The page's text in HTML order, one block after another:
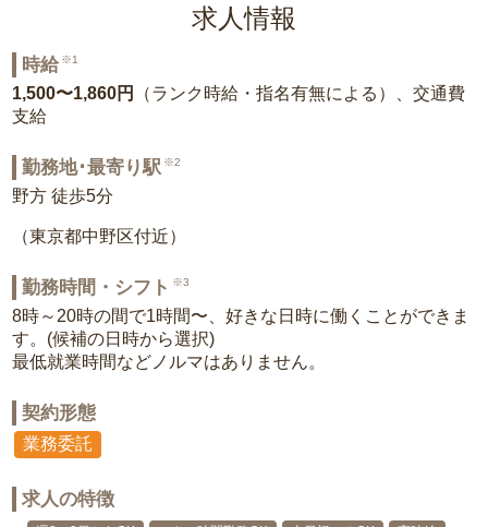
求人情報
時給 ※1
1,500〜1,860円
（ランク時給・指名有無による）、交通費
支給
勤務地･最寄り駅 ※2
野方 徒歩5分
（東京都中野区付近）
勤務時間・シフト ※3
8時～20時の間で1時間〜、好きな日時に働くことができま
す。(候補の日時から選択)
最低就業時間などノルマはありません。
契約形態
業務委託
求人の特徴